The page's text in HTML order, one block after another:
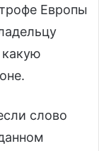
Европы
какую
слово